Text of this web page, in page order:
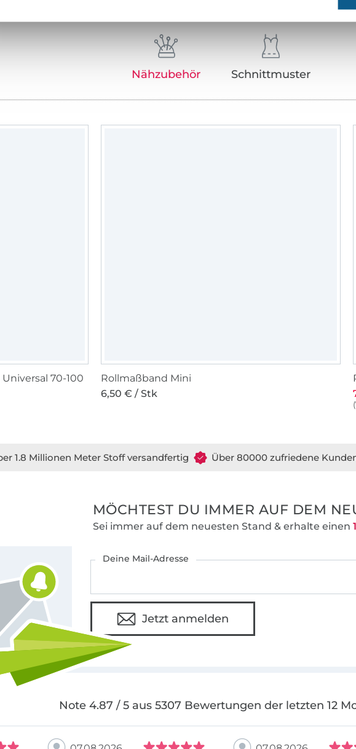
Nähzubehör Schnittmuster
70-100
Rollmaßband Mini
6,50 € / Stk
1.8 Millionen Meter Stoff versandfertig Über 80000 zufriedene
MÖCHTEST DU IMMER AUF DEM
Sei immer auf dem neuesten Stand & erhalte einen
Deine Mail-Adresse
Jetzt anmelden
Note 4.87 / 5 aus 5307 Bewertungen der letzten 12